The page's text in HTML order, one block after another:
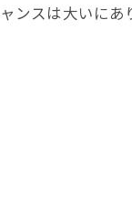
ンスは大いにあ